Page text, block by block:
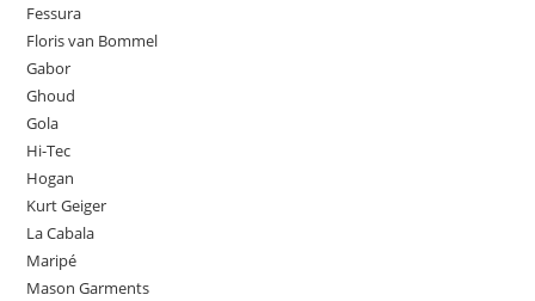
Fessura
Floris van Bommel
Gabor
Ghoud
Gola
Hi-Tec
Hogan
Kurt Geiger
La Cabala
Maripé
Mason Garments